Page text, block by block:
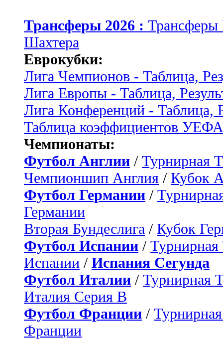
Трансферы 2026 :
Шахтера
Еврокубки:
Лига Чемпионов - Таблица,
Лига Европы - Таблица,
Лига Конференций - Таблица,
Таблица коэффициентов УЕФА
Чемпионаты:
Футбол Англии / Турнирная
Чемпионшип Англия / Кубок
Футбол Германии /
Германии
Вторая Бундеслига / Кубок
Футбол Испании / Турнирная
Испании / Испания Сегунда
Футбол Италии / Турнирная
Италия Серия B
Футбол Франции /
Франции